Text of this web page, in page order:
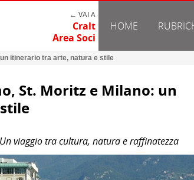
← VAI A
Cralt
Area Soci
HOME
itinerario tra arte, natura e stile
St. Moritz e Milano: un
viaggio tra cultura, natura e raffinatezza